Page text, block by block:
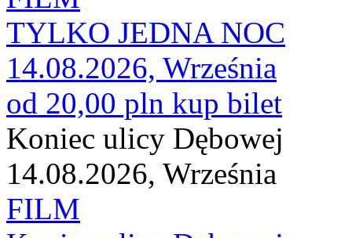
TYLKO JEDNA NOC
14.08.2026, Września
od 20,00 pln kup bilet
Koniec ulicy Dębowej
14.08.2026, Września
FILM